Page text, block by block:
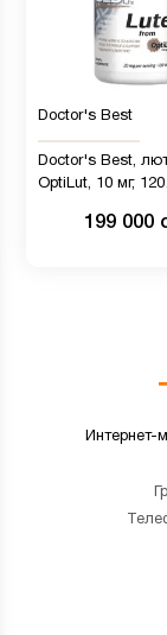
Doctor's Best
Doctor's Best,
OptiLut, 10 мг, 120
199 000
Интернет-